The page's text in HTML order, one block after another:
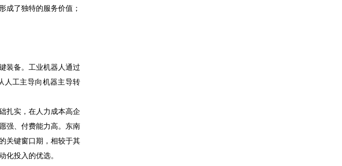
成了独特的服务价值；
装备。工业机器人通过
人工主导向机器主导转
扎实，在人力成本高企
强、付费能力高。东南
关键窗口期，相较于其
化投入的优选。